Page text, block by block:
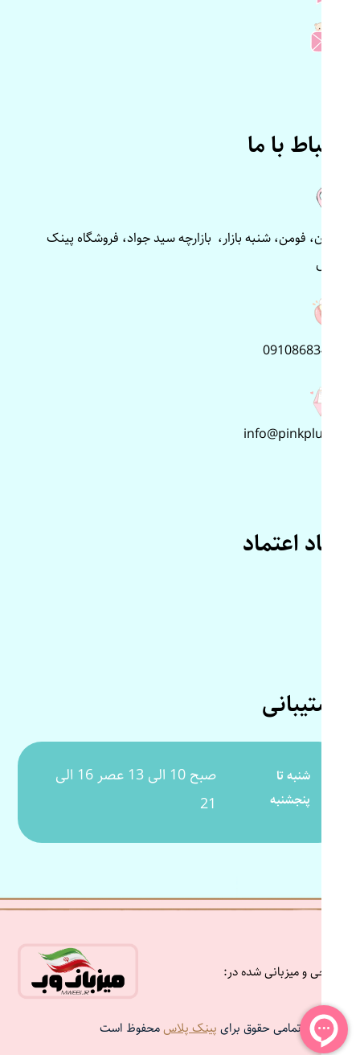
ارتباط با ما
گیلان، فومن، شنبه بازار، بازارچه سید جواد، فروشگاه پینک
پلاس
09108683499
info@pinkplus.ir
نماد اعتماد
پشتیبانی
شنبه تا
پنجشنبه
صبح 10 الی 13 عصر 16 الی
21
طراحی و میزبانی شده در:
تمامی حقوق برای پینک پلاسمحفوظ است